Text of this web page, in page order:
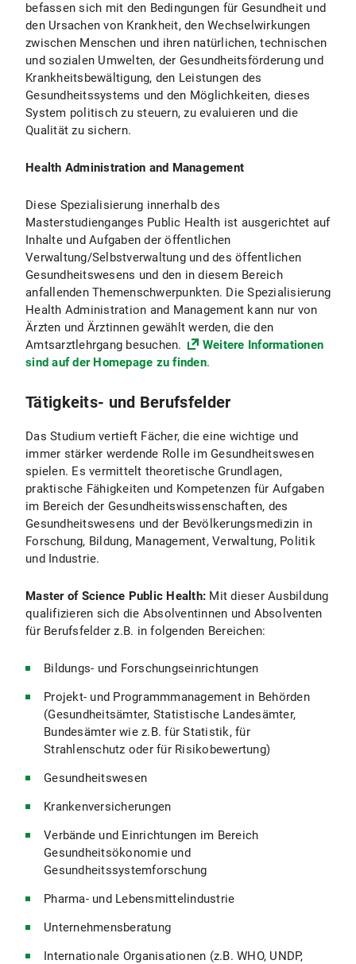
befassen sich mit den Bedingungen für Gesundheit und
den Ursachen von Krankheit, den Wechselwirkungen
zwischen Menschen und ihren natürlichen, technischen
und sozialen Umwelten, der Gesundheitsförderung und
Krankheitsbewältigung, den Leistungen des
Gesundheitssystems und den Möglichkeiten, dieses
System politisch zu steuern, zu evaluieren und die
Qualität zu sichern.
Health Administration and Management
Diese Spezialisierung innerhalb des
Masterstudienganges Public Health ist ausgerichtet auf
Inhalte und Aufgaben der öffentlichen
Verwaltung/Selbstverwaltung und des öffentlichen
Gesundheitswesens und den in diesem Bereich
anfallenden Themenschwerpunkten. Die Spezialisierung
Health Administration and Management kann nur von
Ärzten und Ärztinnen gewählt werden, die den
Amtsarztlehrgang besuchen.
Weitere Informationen
sind auf der Homepage zu finden.
Tätigkeits- und Berufsfelder
Das Studium vertieft Fächer, die eine wichtige und
immer stärker werdende Rolle im Gesundheitswesen
spielen. Es vermittelt theoretische Grundlagen,
praktische Fähigkeiten und Kompetenzen für Aufgaben
im Bereich der Gesundheitswissenschaften, des
Gesundheitswesens und der Bevölkerungsmedizin in
Forschung, Bildung, Management, Verwaltung, Politik
und Industrie.
Master of Science Public Health: Mit dieser Ausbildung
qualifizieren sich die Absolventinnen und Absolventen
für Berufsfelder z.B. in folgenden Bereichen:
Bildungs- und Forschungseinrichtungen
Projekt- und Programmmanagement in Behörden
(Gesundheitsämter, Statistische Landesämter,
Bundesämter wie z.B. für Statistik, für
Strahlenschutz oder für Risikobewertung)
Gesundheitswesen
Krankenversicherungen
Verbände und Einrichtungen im Bereich
Gesundheitsökonomie und
Gesundheitssystemforschung
Pharma- und Lebensmittelindustrie
Unternehmensberatung
Internationale Organisationen (z.B. WHO, UNDP,